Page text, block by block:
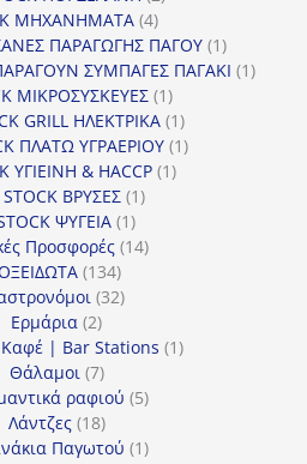
ΜΗΧΑΝΗΜΑΤΑ 44
προϊόντα
ΠΑΡΑΓΩΓΗΣ ΠΑΓΟΥ 11
προϊόν
ΣΥΜΠΑΓΕΣ ΠΑΓΑΚΙ 11
ΜΙΚΡΟΣΥΣΚΕΥΕΣ 11
προϊόν
GRILL ΗΛΕΚΤΡΙΚΑ 11
προϊόν
ΠΛΑΤΩ ΥΓΡΑΕΡΙΟΥ 11
ΥΓΙΕΙΝΗ & HACCP 11
STOCK ΒΡΥΣΕΣ 11
ΨΥΓΕΙΑ 11
προϊόν
Προσφορές 1414
134134
προϊόντα
3232
Ερμάρια 22
προϊόντα
Καφέ | Bar Stations 11
Θάλαμοι 77
προϊόντα
ραφιού 55
Λάντζες 1818
προϊόντα
Παγωτού 11